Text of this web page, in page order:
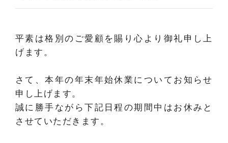
平素は格別のご愛顧を賜り心より御礼申し上
げます。
さて、本年の年末年始休業についてお知らせ
申し上げます。
誠に勝手ながら下記日程の期間中はお休みと
させていただきます。